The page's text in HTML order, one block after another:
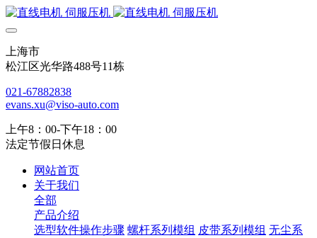
上海市
松江区光华路488号11栋
021-67882838
evans.xu@viso-auto.com
上午8：00-下午18：00
法定节假日休息
网站首页
关于我们
全部
产品介绍
选型软件操作步骤 螺杆系列模组 皮带系列模组 无尘系